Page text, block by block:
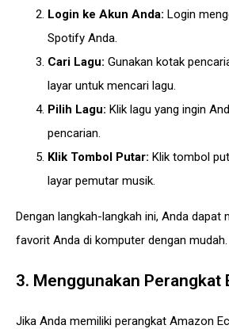
Login ke Akun Anda: Login
Spotify Anda.
Cari Lagu: Gunakan kotak
layar untuk mencari lagu.
Pilih Lagu: Klik lagu yang ingin
pencarian.
Klik Tombol Putar: Klik tombol
layar pemutar musik.
Dengan langkah-langkah ini, Anda dapat
favorit Anda di komputer dengan mudah.
3. Menggunakan Perangkat
Jika Anda memiliki perangkat Amazon